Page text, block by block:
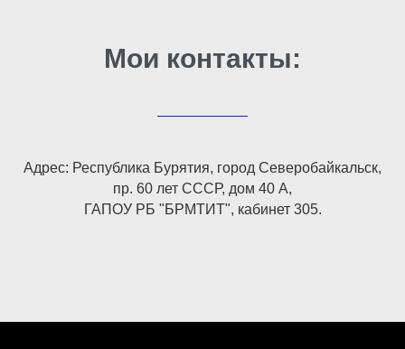
Мои контакты:
Адрес: Республика Бурятия, город Северобайкальск,
пр. 60 лет СССР, дом 40 А,
ГАПОУ РБ "БРМТИТ", кабинет 305.